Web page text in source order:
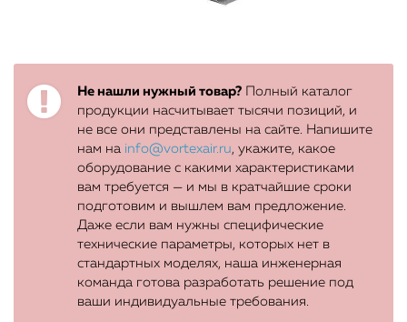
Не нашли нужный товар? Полный каталог
продукции насчитывает тысячи позиций, и
не все они представлены на сайте. Напишите
нам на info@vortexair.ru, укажите, какое
оборудование с какими характеристиками
вам требуется — и мы в кратчайшие сроки
подготовим и вышлем вам предложение.
Даже если вам нужны специфические
технические параметры, которых нет в
стандартных моделях, наша инженерная
команда готова разработать решение под
ваши индивидуальные требования.